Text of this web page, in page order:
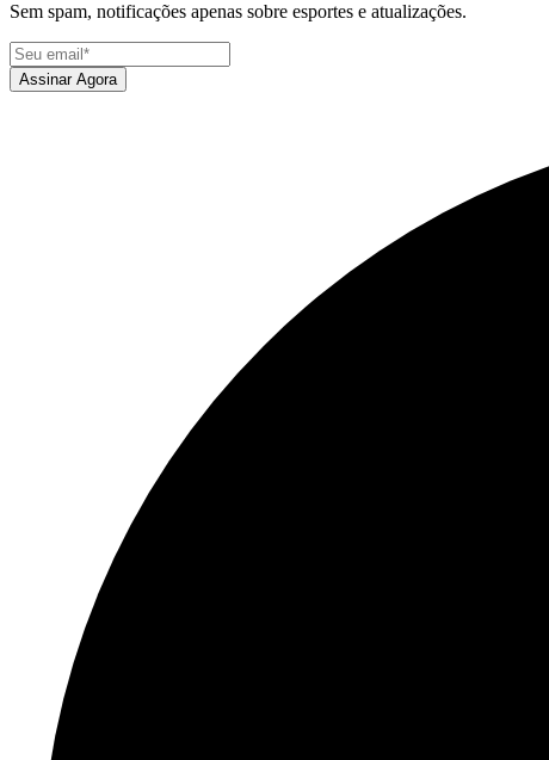
Sem spam, notificações apenas sobre esportes e atualizações.
Assinar Agora